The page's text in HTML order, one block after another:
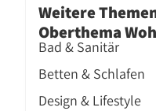
Weitere
Oberthema
Bad & Sanitär
Betten & Schlafen
Design & Lifestyle